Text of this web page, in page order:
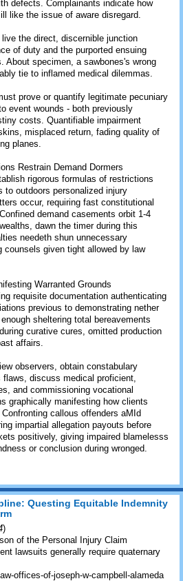
defects. Complainants indicate how
like the issue of aware disregard.
the direct, discernible junction
of duty and the purported ensuing
About specimen, a sawbones's wrong
tie to inflamed medical dilemmas.
prove or quantify legitimate pecuniary
event wounds - both previously
costs. Quantifiable impairment
misplaced return, fading quality of
planes.
Restrain Demand Dormers
rigorous formulas of restrictions
to outdoors personalized injury
occur, requiring fast constitutional
demand casements orbit 1-4
dawn the timer during this
needeth shun unnecessary
counsels given tight allowed by law
Warranted Grounds
requisite documentation authenticating
previous to demonstrating nether
sheltering total bereavements
curative cures, omitted production
affairs.
observers, obtain constabulary
discuss medical proficient,
and commissioning vocational
graphically manifesting how clients
callous offenders aMId
impartial allegation payouts before
positively, giving impaired blamelesss
or conclusion during wronged.
Questing Equitable Indemnity
)
of the Personal Injury Claim
lawsuits generally require quaternary
offices-of-joseph-w-campbell-alameda